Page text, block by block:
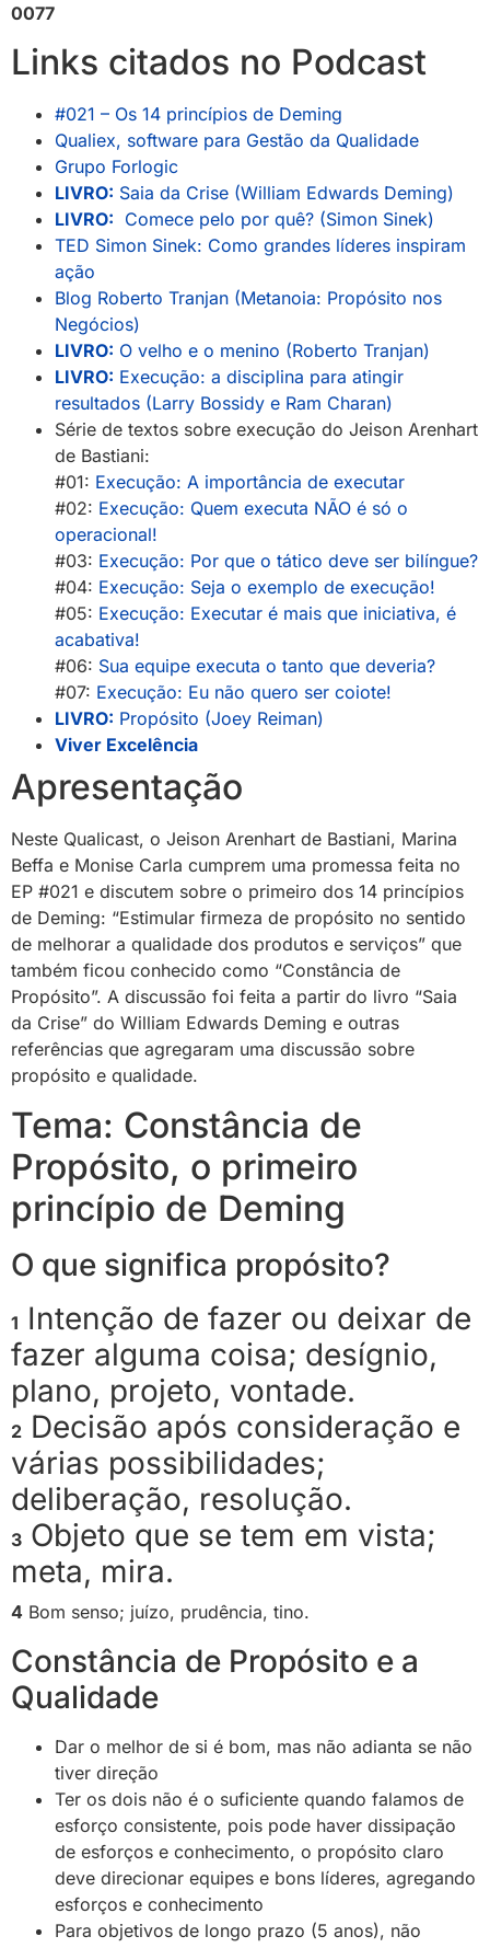
0077
Links citados no Podcast
#021 – Os 14 princípios de Deming
Qualiex, software para Gestão da Qualidade
Grupo Forlogic
LIVRO: Saia da Crise (William Edwards Deming)
LIVRO: Comece pelo por quê? (Simon Sinek)
TED Simon Sinek: Como grandes líderes inspiram
ação
Blog Roberto Tranjan (Metanoia: Propósito nos
Negócios)
LIVRO: O velho e o menino (Roberto Tranjan)
LIVRO: Execução: a disciplina para atingir
resultados (Larry Bossidy e Ram Charan)
Série de textos sobre execução do Jeison Arenhart
de Bastiani:
#01: Execução: A importância de executar
#02: Execução: Quem executa NÃO é só o
operacional!
#03: Execução: Por que o tático deve ser bilíngue?
#04: Execução: Seja o exemplo de execução!
#05: Execução: Executar é mais que iniciativa, é
acabativa!
#06: Sua equipe executa o tanto que deveria?
#07: Execução: Eu não quero ser coiote!
LIVRO: Propósito (Joey Reiman)
Viver Excelência
Apresentação
Neste Qualicast, o Jeison Arenhart de Bastiani, Marina
Beffa e Monise Carla cumprem uma promessa feita no
EP #021 e discutem sobre o primeiro dos 14 princípios
de Deming: “Estimular firmeza de propósito no sentido
de melhorar a qualidade dos produtos e serviços” que
também ficou conhecido como “Constância de
Propósito”. A discussão foi feita a partir do livro “Saia
da Crise” do William Edwards Deming e outras
referências que agregaram uma discussão sobre
propósito e qualidade.
Tema: Constância de
Propósito, o primeiro
princípio de Deming
O que significa propósito?
1 Intenção de fazer ou deixar de
fazer alguma coisa; desígnio,
plano, projeto, vontade.
2 Decisão após consideração e
várias possibilidades;
deliberação, resolução.
3 Objeto que se tem em vista;
meta, mira.
4 Bom senso; juízo, prudência, tino.
Constância de Propósito e a
Qualidade
Dar o melhor de si é bom, mas não adianta se não
tiver direção
Ter os dois não é o suficiente quando falamos de
esforço consistente, pois pode haver dissipação
de esforços e conhecimento, o propósito claro
deve direcionar equipes e bons líderes, agregando
esforços e conhecimento
Para objetivos de longo prazo (5 anos), não